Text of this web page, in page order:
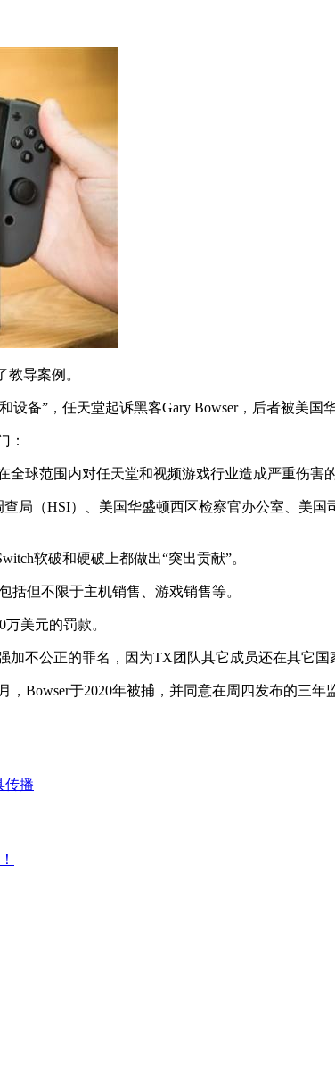
导案例。
备”，任天堂起诉黑客Gary Bowser，后者被美国
：
球范围内对任天堂和视频游戏行业造成严重伤害
局（HSI）、美国华盛顿西区检察官办公室、美
软破和硬破上都做出“突出贡献”。
括但不限于主机销售、游戏销售等。
美元的罚款。
不公正的罪名，因为TX团队其它成员还在其它
Bowser于2020年被捕，并同意在周四发布的三
传播